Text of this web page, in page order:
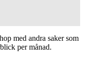
med andra saker som
per månad.